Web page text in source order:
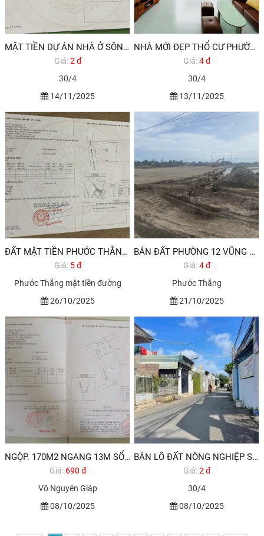
MẶT TIỀN DỰ ÁN NHÀ Ở SÔNG CÂY KHẾ PHƯỜNG 12 VŨNG TÀU CẦN BÁN
Giá:2 đ
30/4
14/11/2025
NHÀ MỚI ĐẸP THỔ CƯ PHƯỜNG 12 VŨNG TÀU GIÁ DƯỚI DƯỚI 5 TỶ
Giá:4 đ
30/4
13/11/2025
ĐẤT MẶT TIỀN PHƯỚC THẮNG VŨNG TÀU GIÁ ĐẦU TƯ
Giá: 5 đ
Phước Thắng mặt tiền đường
26/10/2025
BÁN ĐẤT PHƯỜNG 12 VŨNG TÀU
Giá:4 đ
Phước Thắng
21/10/2025
NGỘP. 170M2 NGANG 13M SỔ RIÊNG GIÁ DƯỚI 1 TỶ PHƯỜNG 12 VŨNG TÀU
Giá: 690 đ
Võ Nguyên Giáp
08/10/2025
BÁN LÔ ĐẤT NÔNG NGHIỆP SỔ RIÊNG LÊN ĐƯỢC THỔ CƯ HẺM XE HƠI.
Giá:2 đ
30/4
08/10/2025